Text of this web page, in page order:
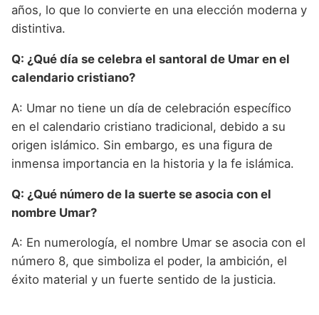
años, lo que lo convierte en una elección moderna y
distintiva.
Q: ¿Qué día se celebra el santoral de Umar en el
calendario cristiano?
A: Umar no tiene un día de celebración específico
en el calendario cristiano tradicional, debido a su
origen islámico. Sin embargo, es una figura de
inmensa importancia en la historia y la fe islámica.
Q: ¿Qué número de la suerte se asocia con el
nombre Umar?
A: En numerología, el nombre Umar se asocia con el
número 8, que simboliza el poder, la ambición, el
éxito material y un fuerte sentido de la justicia.